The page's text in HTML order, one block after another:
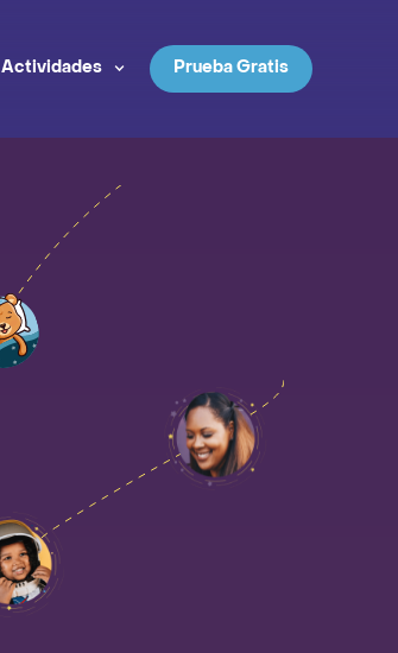
Actividades Prueba Gratis